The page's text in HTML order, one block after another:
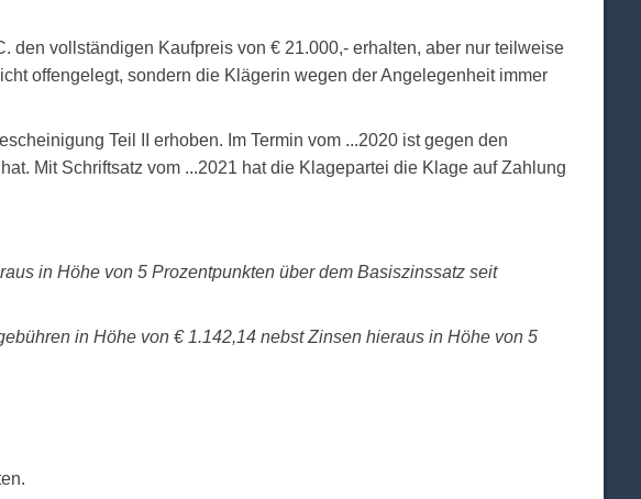
den vollständigen Kaufpreis von € 21.000,- erhalten, aber nur teilweise
offengelegt, sondern die Klägerin wegen der Angelegenheit immer
Teil II erhoben. Im Termin vom ...2020 ist gegen den
Mit Schriftsatz vom ...2021 hat die Klagepartei die Klage auf Zahlung
in Höhe von 5 Prozentpunkten über dem Basiszinssatz seit
in Höhe von € 1.142,14 nebst Zinsen hieraus in Höhe von 5